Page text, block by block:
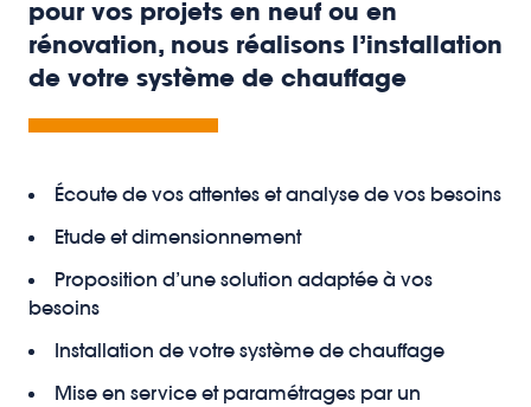
pour vos projets en neuf ou en
rénovation, nous réalisons l’installation
de votre système de chauffage
Écoute de vos attentes et analyse de vos besoins
Etude et dimensionnement
Proposition d’une solution adaptée à vos
besoins
Installation de votre système de chauffage
Mise en service et paramétrages par un